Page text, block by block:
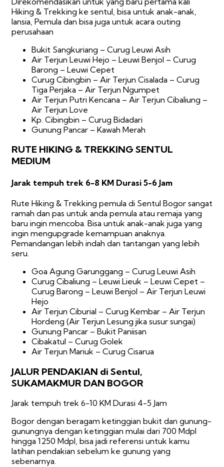
Hiking & Trekking ke sentul, bisa untuk anak-anak,
lansia, Pemula dan bisa juga untuk acara outing
perusahaan
Bukit Sangkuriang – Curug Leuwi Asih
Air Terjun Leuwi Hejo – Leuwi Benjol – Curug
Barong – Leuwi Cepet
Curug Cibingbin – Air Terjun Cisalada – Curug
Tiga Perjaka – Air Terjun Ngumpet
Air Terjun Putri Kencana – Air Terjun Cibaliung –
Air Terjun Love
Kp. Cibingbin – Curug Bidadari
Gunung Pancar – Kawah Merah
RUTE HIKING & TREKKING SENTUL
MEDIUM
Jarak tempuh trek 6-8 KM Durasi 5-6 Jam
Rute Hiking & Trekking pemula di Sentul Bogor sangat
ramah dan pas untuk anda pemula atau remaja yang
baru ingin mencoba. Bisa untuk anak-anak juga yang
ingin mengupgrade kemampuan anaknya.
Pemandangan lebih indah dan tantangan yang lebih
seru.
Goa Agung Garunggang – Curug Leuwi Asih
Curug Cibaliung – Leuwi Lieuk – Leuwi Cepet –
Curug Barong – Leuwi Benjol – Air Terjun Leuwi
Hejo
Air Terjun Ciburial – Curug Kembar – Air Terjun
Hordeng (Air Terjun Lesung jika susur sungai)
Gunung Pancar – Bukit Paniisan
Cibakatul – Curug Golek
Air Terjun Mariuk – Curug Cisarua
JALUR PENDAKIAN di Sentul,
SUKAMAKMUR DAN BOGOR
Jarak tempuh trek 6-10 KM Durasi 4-5 Jam
Bogor dengan beragam ketinggian bukit dan gunung-
gunungnya dengan ketinggian mulai dari 700 Mdpl
hingga 1250 Mdpl, bisa jadi referensi untuk kamu
latihan pendakian sebelum ke gunung yang
sebenarnya.